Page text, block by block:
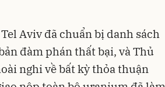
Aviv đã chuẩn bị danh sách
đàm phán thất bại, và Thủ
nghi về bất kỳ thỏa thuận